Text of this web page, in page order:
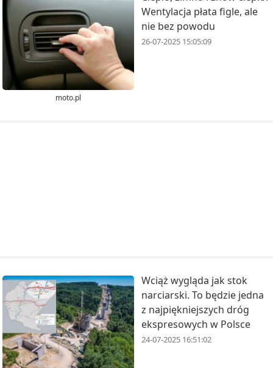
moto.pl
Wentylacja płata figle, ale
nie bez powodu
26-07-2025 15:05:09
Wciąż wygląda jak stok
narciarski. To będzie jedna
z najpiękniejszych dróg
ekspresowych w Polsce
24-07-2025 16:51:02